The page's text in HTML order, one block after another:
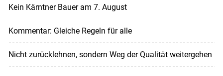
Kein Kärntner Bauer am 7. August
Kommentar: Gleiche Regeln für alle
Nicht zurücklehnen, sondern Weg der Qualität weitergehen